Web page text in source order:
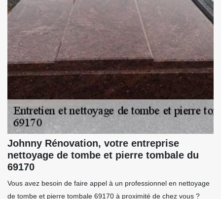
Johnny Rénovation, votre entreprise
nettoyage de tombe et pierre tombale du
69170
Vous avez besoin de faire appel à un professionnel en nettoyage
de tombe et pierre tombale 69170 à proximité de chez vous ?